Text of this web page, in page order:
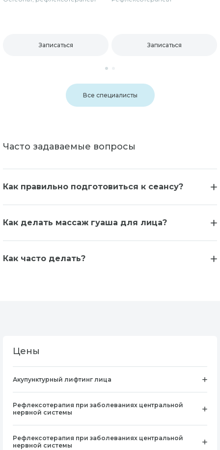
Записаться Записаться
Все специалисты
Часто задаваемые вопросы
Как правильно подготовиться к сеансу?
Как делать массаж гуаша для лица?
Как часто делать?
Цены
Акупунктурный лифтинг лица
Рефлексотерапия при заболеваниях центральной
нервной системы
Рефлексотерапия при заболеваниях центральной
нервной системы